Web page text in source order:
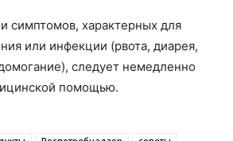
симптомов, характерных для
или инфекции (рвота, диарея,
следует немедленно
помощью.